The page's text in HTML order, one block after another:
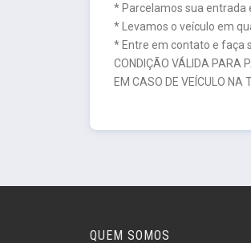
* Parcelamos sua entrada
* Levamos o veículo em
* Entre em contato e faça
CONDIÇÃO VÁLIDA PARA
EM CASO DE VEÍCULO NA
QUEM SOMOS